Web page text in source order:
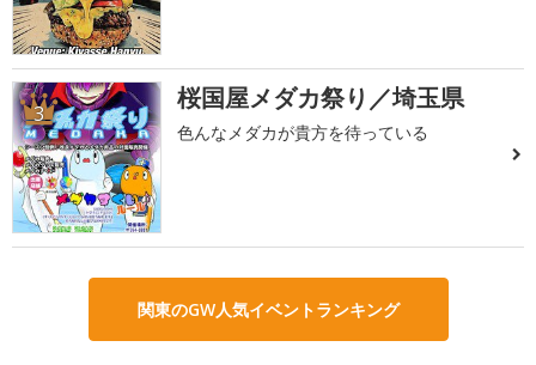
3 桜国屋メダカ祭り／埼玉県
色んなメダカが貴方を待っている
関東のGW人気イベントランキング